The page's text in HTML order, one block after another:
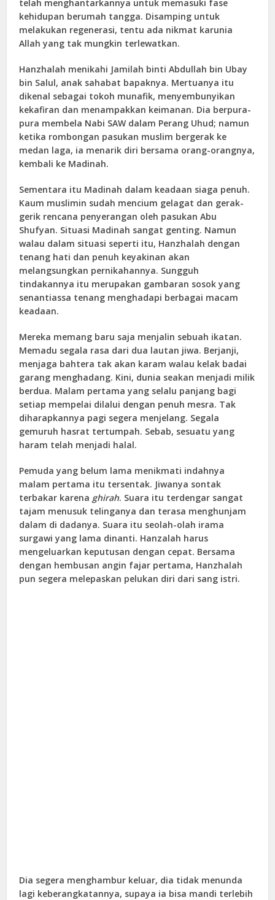
telah menghantarkannya untuk memasuki fase
kehidupan berumah tangga. Disamping untuk
melakukan regenerasi, tentu ada nikmat karunia
Allah yang tak mungkin terlewatkan.
Hanzhalah menikahi Jamilah binti Abdullah bin Ubay
bin Salul, anak sahabat bapaknya. Mertuanya itu
dikenal sebagai tokoh munafik, menyembunyikan
kekafiran dan menampakkan keimanan. Dia berpura-
pura membela Nabi SAW dalam Perang Uhud; namun
ketika rombongan pasukan muslim bergerak ke
medan laga, ia menarik diri bersama orang-orangnya,
kembali ke Madinah.
Sementara itu Madinah dalam keadaan siaga penuh.
Kaum muslimin sudah mencium gelagat dan gerak-
gerik rencana penyerangan oleh pasukan Abu
Shufyan. Situasi Madinah sangat genting. Namun
walau dalam situasi seperti itu, Hanzhalah dengan
tenang hati dan penuh keyakinan akan
melangsungkan pernikahannya. Sungguh
tindakannya itu merupakan gambaran sosok yang
senantiassa tenang menghadapi berbagai macam
keadaan.
Mereka memang baru saja menjalin sebuah ikatan.
Memadu segala rasa dari dua lautan jiwa. Berjanji,
menjaga bahtera tak akan karam walau kelak badai
garang menghadang. Kini, dunia seakan menjadi milik
berdua. Malam pertama yang selalu panjang bagi
setiap mempelai dilalui dengan penuh mesra. Tak
diharapkannya pagi segera menjelang. Segala
gemuruh hasrat tertumpah. Sebab, sesuatu yang
haram telah menjadi halal.
Pemuda yang belum lama menikmati indahnya
malam pertama itu tersentak. Jiwanya sontak
terbakar karena ghirah. Suara itu terdengar sangat
tajam menusuk telinganya dan terasa menghunjam
dalam di dadanya. Suara itu seolah-olah irama
surgawi yang lama dinanti. Hanzalah harus
mengeluarkan keputusan dengan cepat. Bersama
dengan hembusan angin fajar pertama, Hanzhalah
pun segera melepaskan pelukan diri dari sang istri.
Dia segera menghambur keluar, dia tidak menunda
lagi keberangkatannya, supaya ia bisa mandi terlebih